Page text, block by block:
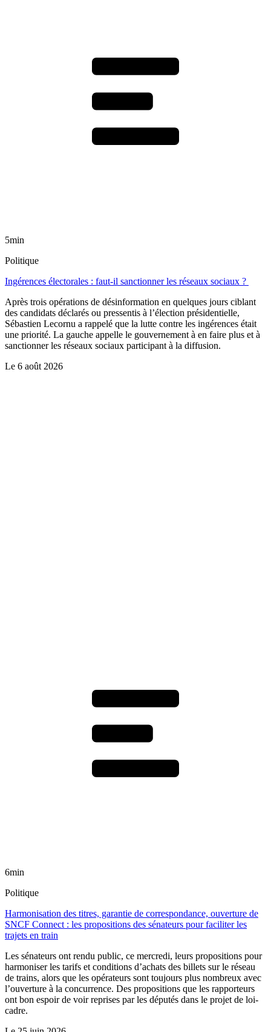
5min
Politique
Ingérences électorales : faut-il sanctionner les réseaux sociaux ?
Après trois opérations de désinformation en quelques jours ciblant
des candidats déclarés ou pressentis à l’élection présidentielle,
Sébastien Lecornu a rappelé que la lutte contre les ingérences était
une priorité. La gauche appelle le gouvernement à en faire plus et à
sanctionner les réseaux sociaux participant à la diffusion.
Le 6 août 2026
6min
Politique
Harmonisation des titres, garantie de correspondance, ouverture de
SNCF Connect : les propositions des sénateurs pour faciliter les
trajets en train
Les sénateurs ont rendu public, ce mercredi, leurs propositions pour
harmoniser les tarifs et conditions d’achats des billets sur le réseau
de trains, alors que les opérateurs sont toujours plus nombreux avec
l’ouverture à la concurrence. Des propositions que les rapporteurs
ont bon espoir de voir reprises par les députés dans le projet de loi-
cadre.